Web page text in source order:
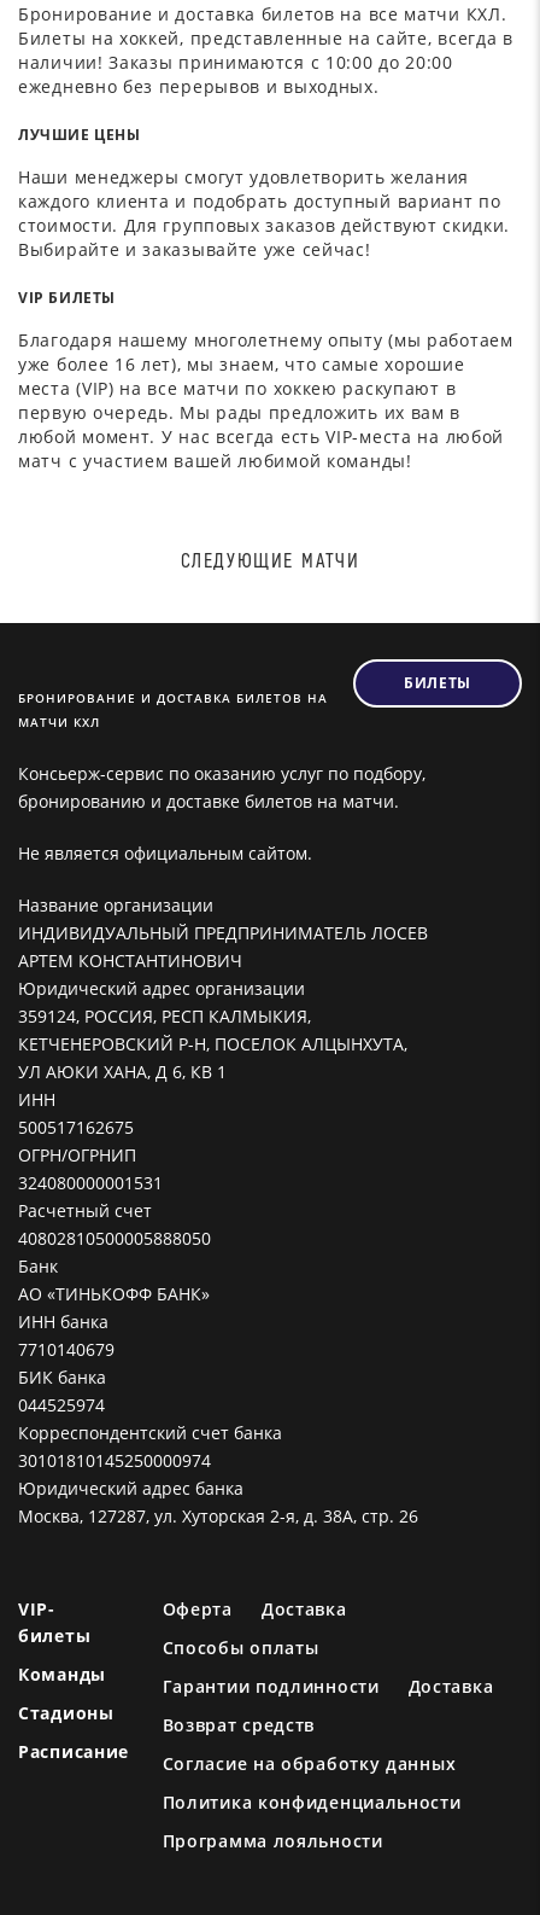
Бронирование и доставка билетов на все матчи КХЛ.
Билеты на хоккей, представленные на сайте, всегда в
наличии! Заказы принимаются с 10:00 до 20:00
ежедневно без перерывов и выходных.
ЛУЧШИЕ ЦЕНЫ
Наши менеджеры смогут удовлетворить желания
каждого клиента и подобрать доступный вариант по
стоимости. Для групповых заказов действуют скидки.
Выбирайте и заказывайте уже сейчас!
VIP БИЛЕТЫ
Благодаря нашему многолетнему опыту (мы работаем
уже более 16 лет), мы знаем, что самые хорошие
места (VIP) на все матчи по хоккею раскупают в
первую очередь. Мы рады предложить их вам в
любой момент. У нас всегда есть VIP-места на любой
матч с участием вашей любимой команды!
СЛЕДУЮЩИЕ МАТЧИ
БРОНИРОВАНИЕ И ДОСТАВКА БИЛЕТОВ НА
МАТЧИ КХЛ
БИЛЕТЫ
Консьерж-сервис по оказанию услуг по подбору,
бронированию и доставке билетов на матчи.
Не является официальным сайтом.
Название организации
ИНДИВИДУАЛЬНЫЙ ПРЕДПРИНИМАТЕЛЬ ЛОСЕВ
АРТЕМ КОНСТАНТИНОВИЧ
Юридический адрес организации
359124, РОССИЯ, РЕСП КАЛМЫКИЯ,
КЕТЧЕНЕРОВСКИЙ Р-Н, ПОСЕЛОК АЛЦЫНХУТА,
УЛ АЮКИ ХАНА, Д 6, КВ 1
ИНН
500517162675
ОГРН/ОГРНИП
324080000001531
Расчетный счет
40802810500005888050
Банк
АО «ТИНЬКОФФ БАНК»
ИНН банка
7710140679
БИК банка
044525974
Корреспондентский счет банка
30101810145250000974
Юридический адрес банка
Москва, 127287, ул. Хуторская 2-я, д. 38А, стр. 26
VIP-
билеты
Команды
Стадионы
Расписание
Оферта
Доставка
Способы оплаты
Гарантии подлинности
Доставка
Возврат средств
Согласие на обработку данных
Политика конфиденциальности
Программа лояльности